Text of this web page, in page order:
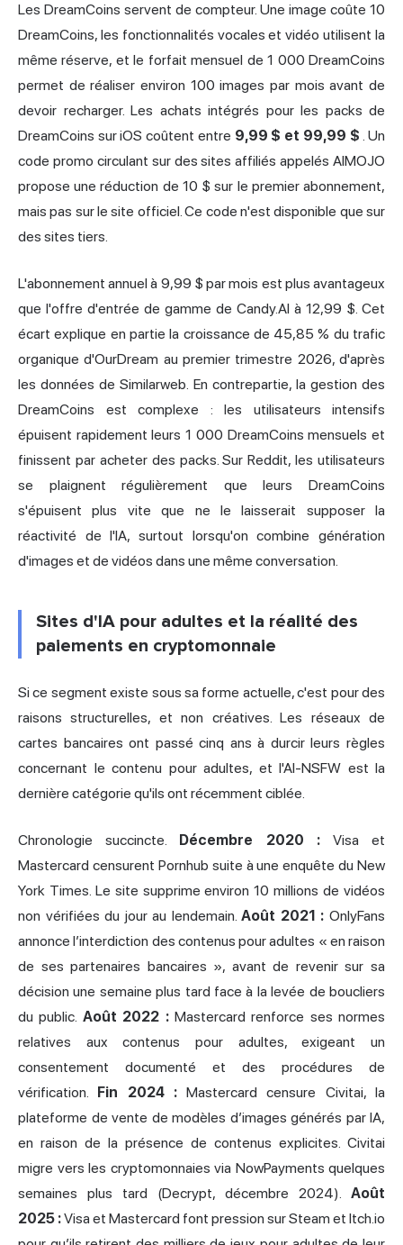
Les DreamCoins servent de compteur. Une image coûte 10
DreamCoins, les fonctionnalités vocales et vidéo utilisent la
même réserve, et le forfait mensuel de 1 000 DreamCoins
permet de réaliser environ 100 images par mois avant de
devoir recharger. Les achats intégrés pour les packs de
DreamCoins sur iOS coûtent entre 9,99 $ et 99,99 $ . Un
code promo circulant sur des sites affiliés appelés AIMOJO
propose une réduction de 10 $ sur le premier abonnement,
mais pas sur le site officiel. Ce code n'est disponible que sur
des sites tiers.
L'abonnement annuel à 9,99 $ par mois est plus avantageux
que l'offre d'entrée de gamme de Candy.AI à 12,99 $. Cet
écart explique en partie la croissance de 45,85 % du trafic
organique d'OurDream au premier trimestre 2026, d'après
les données de Similarweb. En contrepartie, la gestion des
DreamCoins est complexe : les utilisateurs intensifs
épuisent rapidement leurs 1 000 DreamCoins mensuels et
finissent par acheter des packs. Sur Reddit, les utilisateurs
se plaignent régulièrement que leurs DreamCoins
s'épuisent plus vite que ne le laisserait supposer la
réactivité de l'IA, surtout lorsqu'on combine génération
d'images et de vidéos dans une même conversation.
Sites d'IA pour adultes et la réalité des
paiements en cryptomonnaie
Si ce segment existe sous sa forme actuelle, c'est pour des
raisons structurelles, et non créatives. Les réseaux de
cartes bancaires ont passé cinq ans à durcir leurs règles
concernant le contenu pour adultes, et l'AI-NSFW est la
dernière catégorie qu'ils ont récemment ciblée.
Chronologie succincte. Décembre 2020 :Visa et
Mastercard censurent Pornhub suite à une enquête du New
York Times. Le site supprime environ 10 millions de vidéos
non vérifiées du jour au lendemain.Août 2021 : OnlyFans
annonce l’interdiction des contenus pour adultes « en raison
de ses partenaires bancaires », avant de revenir sur sa
décision une semaine plus tard face à la levée de boucliers
du public. Août 2022 :Mastercard renforce ses normes
relatives aux contenus pour adultes, exigeant un
consentement documenté et des procédures de
vérification. Fin 2024 :Mastercard censure Civitai, la
plateforme de vente de modèles d’images générés par IA,
en raison de la présence de contenus explicites. Civitai
migre vers les cryptomonnaies via NowPayments quelques
semaines plus tard (Decrypt, décembre 2024). Août
2025 :Visa et Mastercard font pression sur Steam et Itch.io